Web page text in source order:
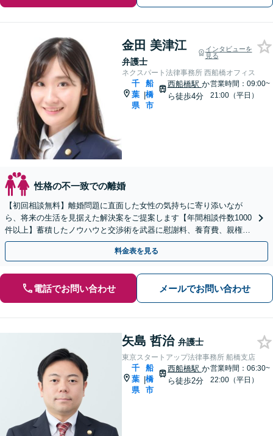
金田 美津江
弁護士
インタビューを
見る
ネクスパート法律事務所 西船橋オフィス
千
葉
県
|
船
橋
市
西船橋駅 か
ら徒歩4分
営業時間：09:00~
21:00（平日）
性格の不一致での離婚
【初回相談無料】離婚問題に直面した女性の気持ちに寄り添いなが
ら、将来の生活を見据えた解決案をご提案します【年間相談件数1000
件以上】蓄積したノウハウと交渉術を武器に慰謝料、養育費、親権な
どの獲得を目指します【夜間・休日面談可】
料金表を見る
電話でお問い合わせ メールでお問い合わせ
矢島 哲治 弁護士
東京スタートアップ法律事務所 船橋支店
千
葉
県
|
船
橋
市
西船橋駅 か
ら徒歩2分
営業時間：06:30~
22:00（平日）